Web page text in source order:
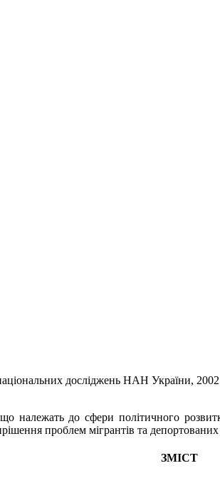
досліджень НАН України,
до сфери політичного
проблем мігрантів та
ЗМІСТ